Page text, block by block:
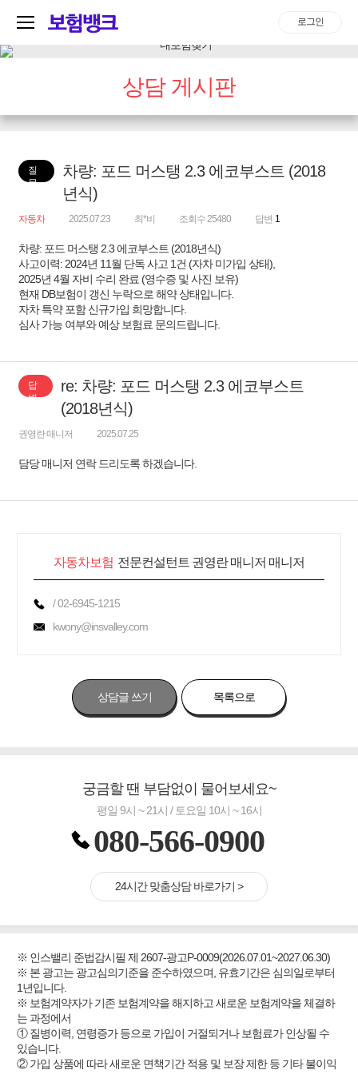
로그인
상담 게시판
질
문
차량: 포드 머스탱 2.3 에코부스트 (2018
년식)
자동차 2025.07.23 최*비 조회수 25480 답변 1
차량: 포드 머스탱 2.3 에코부스트 (2018년식)
사고이력: 2024년 11월 단독 사고 1건 (자차 미가입 상태),
2025년 4월 자비 수리 완료 (영수증 및 사진 보유)
현재 DB보험이 갱신 누락으로 해약 상태입니다.
자차 특약 포함 신규가입 희망합니다.
심사 가능 여부와 예상 보험료 문의드립니다.
답
변
re: 차량: 포드 머스탱 2.3 에코부스트
(2018년식)
권영란 매니저 2025.07.25
담당 매니저 연락 드리도록 하겠습니다.
자동차보험 전문컨설턴트 권영란 매니저 매니저
/ 02-6945-1215
kwony@insvalley.com
상담글 쓰기 목록으로
궁금할 땐 부담없이 물어보세요~
평일 9시 ~ 21시 / 토요일 10시 ~ 16시
080-566-0900
24시간 맞춤상담 바로가기 >
※ 인스밸리 준법감시필 제 2607-광고P-0009(2026.07.01~2027.06.30)
※ 본 광고는 광고심의기준을 준수하였으며, 유효기간은 심의일로부터
1년입니다.
※ 보험계약자가 기존 보험계약을 해지하고 새로운 보험계약을 체결하
는 과정에서
① 질병이력, 연령증가 등으로 가입이 거절되거나 보험료가 인상될 수
있습니다.
② 가입 상품에 따라 새로운 면책기간 적용 및 보장 제한 등 기타 불이익